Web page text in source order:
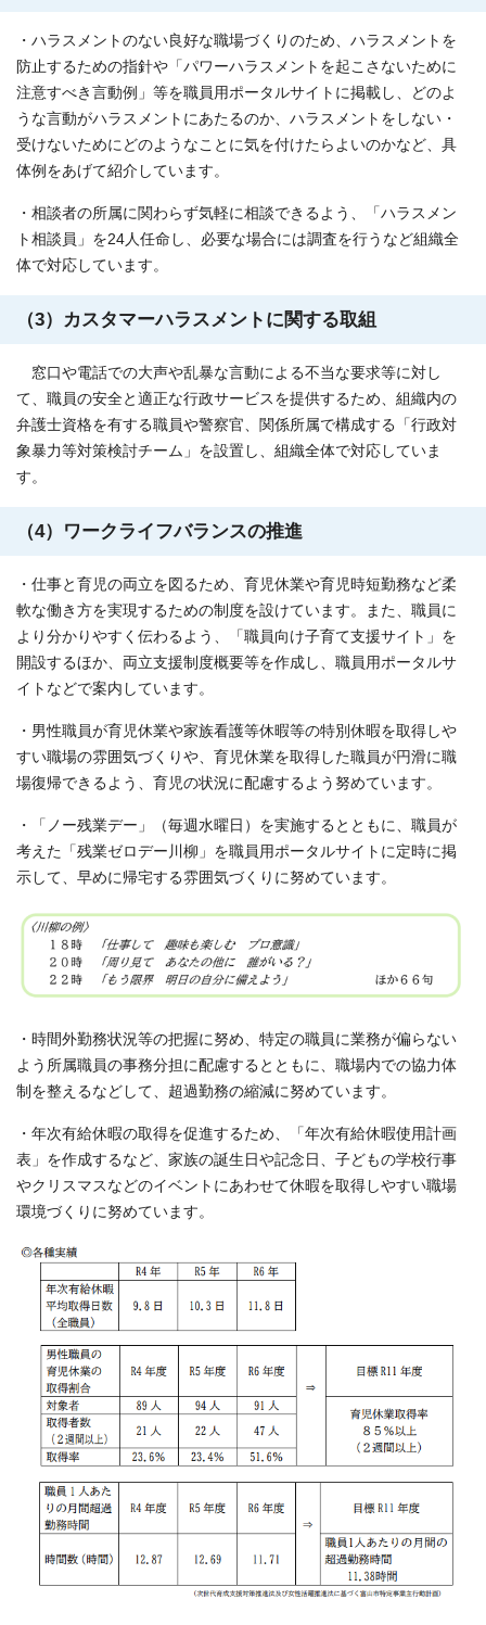
・ハラスメントのない良好な職場づくりのため、ハラスメントを
防止するための指針や「パワーハラスメントを起こさないために
注意すべき言動例」等を職員用ポータルサイトに掲載し、どのよ
うな言動がハラスメントにあたるのか、ハラスメントをしない・
受けないためにどのようなことに気を付けたらよいのかなど、具
体例をあげて紹介しています。
・相談者の所属に関わらず気軽に相談できるよう、「ハラスメン
ト相談員」を24人任命し、必要な場合には調査を行うなど組織全
体で対応しています。
（3）カスタマーハラスメントに関する取組
窓口や電話での大声や乱暴な言動による不当な要求等に対し
て、職員の安全と適正な行政サービスを提供するため、組織内の
弁護士資格を有する職員や警察官、関係所属で構成する「行政対
象暴力等対策検討チーム」を設置し、組織全体で対応していま
す。
（4）ワークライフバランスの推進
・仕事と育児の両立を図るため、育児休業や育児時短勤務など柔
軟な働き方を実現するための制度を設けています。また、職員に
より分かりやすく伝わるよう、「職員向け子育て支援サイト」を
開設するほか、両立支援制度概要等を作成し、職員用ポータルサ
イトなどで案内しています。
・男性職員が育児休業や家族看護等休暇等の特別休暇を取得しや
すい職場の雰囲気づくりや、育児休業を取得した職員が円滑に職
場復帰できるよう、育児の状況に配慮するよう努めています。
・「ノー残業デー」（毎週水曜日）を実施するとともに、職員が
考えた「残業ゼロデー川柳」を職員用ポータルサイトに定時に掲
示して、早めに帰宅する雰囲気づくりに努めています。
・時間外勤務状況等の把握に努め、特定の職員に業務が偏らない
よう所属職員の事務分担に配慮するとともに、職場内での協力体
制を整えるなどして、超過勤務の縮減に努めています。
・年次有給休暇の取得を促進するため、「年次有給休暇使用計画
表」を作成するなど、家族の誕生日や記念日、子どもの学校行事
やクリスマスなどのイベントにあわせて休暇を取得しやすい職場
環境づくりに努めています。